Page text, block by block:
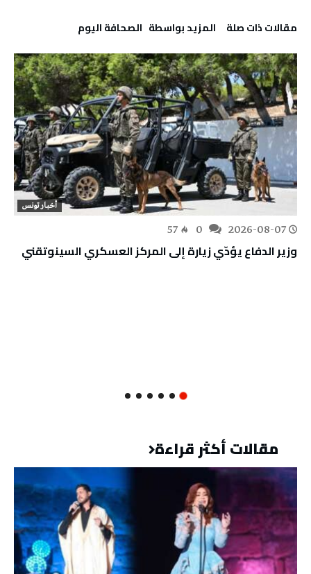
‫مقالات ذات صلة‬ ‫‫المزيد بواسطة‬ ‬ ‭ ‬الصحافة‭ ‬اليوم
أخبار تونس
2026-08-07
57
وزير الدفاع يؤدّي زيارة إلى المركز العسكري السينوتقني
مقالات أكثر قراءة